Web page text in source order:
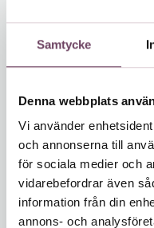
Samtycke
Denna webbplats
Vi använder
och annonserna till
för sociala medier och
vidarebefordrar även
information från din
annons- och
januari 2024
september 2023
augusti 2023
juli 2023
mars 2023
februari 2023